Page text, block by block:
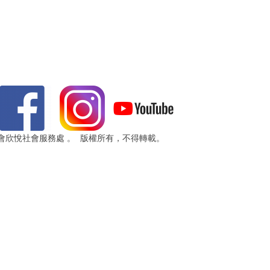
欣悅社會服務處 。 版權所有，不得轉載。